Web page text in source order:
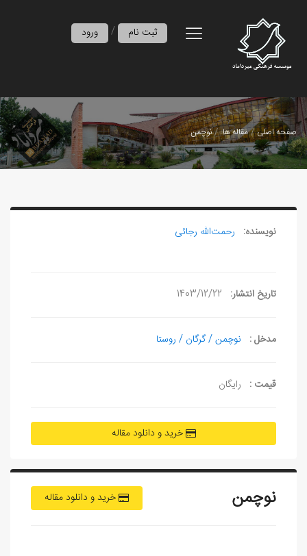
ورود / ثبت نام
صفحه اصلی مقاله ها نوچمن
نویسنده: رحمت‌الله رجائی
تاریخ انتشار: 1403/12/22
مدخل : نوچمن / گرگان / روستا
قیمت : رایگان
خرید و دانلود مقاله
خرید و دانلود مقاله نوچمن